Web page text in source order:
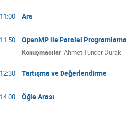
11:00 Ara
11:50 OpenMP ile Paralel
Konuşmacılar: Ahmet Tuncer Durak
12:30 Tartışma ve Değerlendirme
14:00 Öğle Arası